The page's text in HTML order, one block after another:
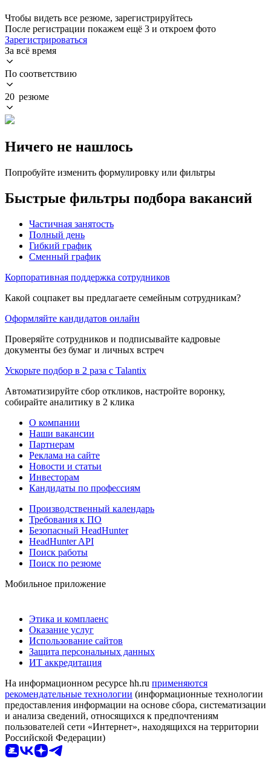
Чтобы видеть все резюме, зарегистрируйтесь
После регистрации покажем ещё 3 и откроем фото
Зарегистрироваться
За всё время
По соответствию
20 резюме
Ничего не нашлось
Попробуйте изменить формулировку или фильтры
Быстрые фильтры подбора вакансий
Частичная занятость
Полный день
Гибкий график
Сменный график
Корпоративная поддержка сотрудников
Какой соцпакет вы предлагаете семейным сотрудникам?
Оформляйте кандидатов онлайн
Проверяйте сотрудников и подписывайте кадровые
документы без бумаг и личных встреч
Ускорьте подбор в 2 раза с Talantix
Автоматизируйте сбор откликов, настройте воронку,
собирайте аналитику в 2 клика
О компании
Наши вакансии
Партнерам
Реклама на сайте
Новости и статьи
Инвесторам
Кандидаты по профессиям
Производственный календарь
Требования к ПО
Безопасный HeadHunter
HeadHunter API
Поиск работы
Поиск по резюме
Мобильное приложение
Этика и комплаенс
Оказание услуг
Использование сайтов
Защита персональных данных
ИТ аккредитация
На информационном ресурсе hh.ru применяются
рекомендательные технологии (информационные технологии
предоставления информации на основе сбора, систематизации
и анализа сведений, относящихся к предпочтениям
пользователей сети «Интернет», находящихся на территории
Российской Федерации)